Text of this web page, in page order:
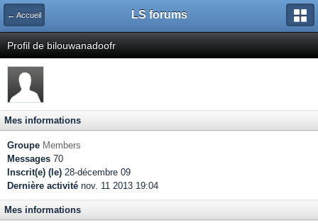
← Accueil LS forums
Profil de bilouwanadoofr
Mes informations
Groupe Members
Messages 70
Inscrit(e) (le) 28-décembre 09
Dernière activité nov. 11 2013 19:04
Mes informations